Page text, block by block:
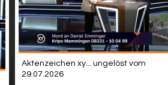
Aktenzeichen xy... ungelöst vom
29.07.2026